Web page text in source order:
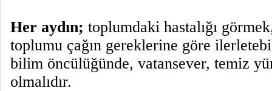
Her aydın; toplumdaki hastalığı
toplumu çağın gereklerine göre
bilim öncülüğünde, vatansever, temiz
olmalıdır.